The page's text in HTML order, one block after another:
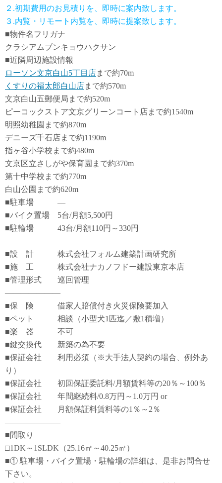
２.初期費用のお見積りを、即時に案内致します。
３.内覧・リモート内覧を、即時に提案致します。
■物件名フリガナ
クラシアムブンキョウハクサン
■近隣周辺施設情報
ローソン文京白山5丁目店まで約70m
くすりの福太郎白山店まで約570m
文京白山五郵便局まで約520m
ピーコックストア文京グリーンコート店まで約1540m
明照幼稚園まで約870m
デニーズ千石店まで約1190m
指ヶ谷小学校まで約480m
文京区立さしがや保育園まで約370m
第十中学校まで約770m
白山公園まで約620m
■駐車場 ―
■バイク置場 5台/月額5,500円
■駐輪場 43台/月額110円～330円
―――――――
■設 計 株式会社フォルム建築計画研究所
■施 工 株式会社ナカノフドー建設東京本店
■管理形式 巡回管理
―――――――
■保 険 借家人賠償付き火災保険要加入
■ペット 相談（小型犬1匹迄／敷1積増）
■楽 器 不可
■鍵交換代 新築の為不要
■保証会社 利用必須（※大手法人契約の場合、例外あ
り）
■保証会社 初回保証委託料/月額賃料等の20％～100％
■保証会社 年間継続料/0.8万円～1.0万円 or
■保証会社 月額保証料賃料等の1％～2％
―――――――
■間取り
□1DK～1SLDK（25.16㎡～40.25㎡）
■① 駐車場・バイク置場・駐輪場の詳細は、是非お問合せ
下さい。